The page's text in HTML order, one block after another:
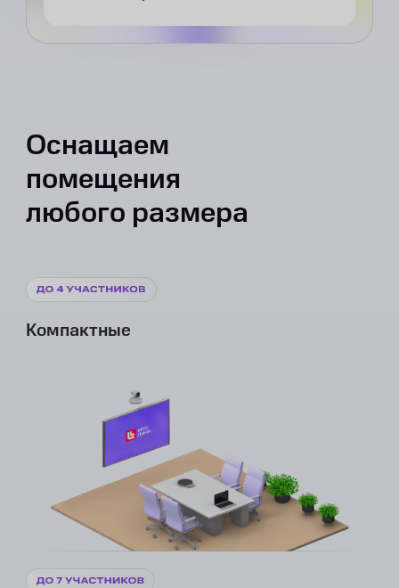
Оснащаем
помещения
любого размера
Компактные